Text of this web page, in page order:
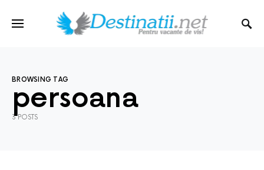
BROWSING TAG
persoana
3 POSTS